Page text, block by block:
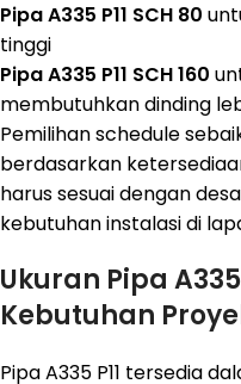
Pipa A335 P11 SCH 80
tinggi
Pipa A335 P11 SCH 160
membutuhkan dinding
Pemilihan schedule
berdasarkan
harus sesuai dengan
kebutuhan instalasi di
Ukuran Pipa A335
Kebutuhan
Pipa A335 P11 tersedia